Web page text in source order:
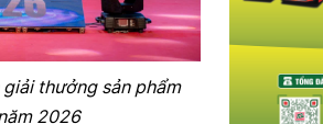
thưởng sản phẩm
2026